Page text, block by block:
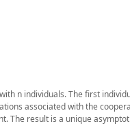
n individuals. The first
associated with the
The result is a unique